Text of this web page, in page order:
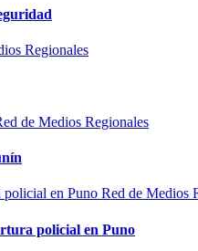
Regionales
de Medios Regionales
Red de Medios
policial en Puno